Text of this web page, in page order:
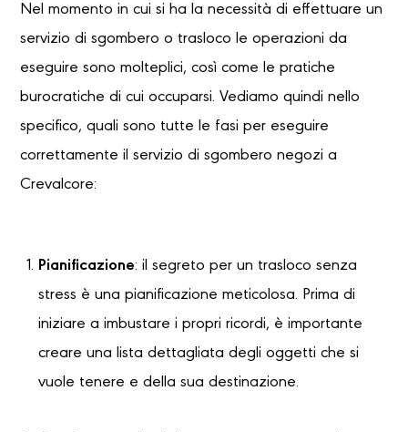
Nel momento in cui si ha la necessità di effettuare un
servizio di sgombero o trasloco le operazioni da
eseguire sono molteplici, così come le pratiche
burocratiche di cui occuparsi. Vediamo quindi nello
specifico, quali sono tutte le fasi per eseguire
correttamente il servizio di sgombero negozi a
Crevalcore:
Pianificazione: il segreto per un trasloco senza
stress è una pianificazione meticolosa. Prima di
iniziare a imbustare i propri ricordi, è importante
creare una lista dettagliata degli oggetti che si
vuole tenere e della sua destinazione.